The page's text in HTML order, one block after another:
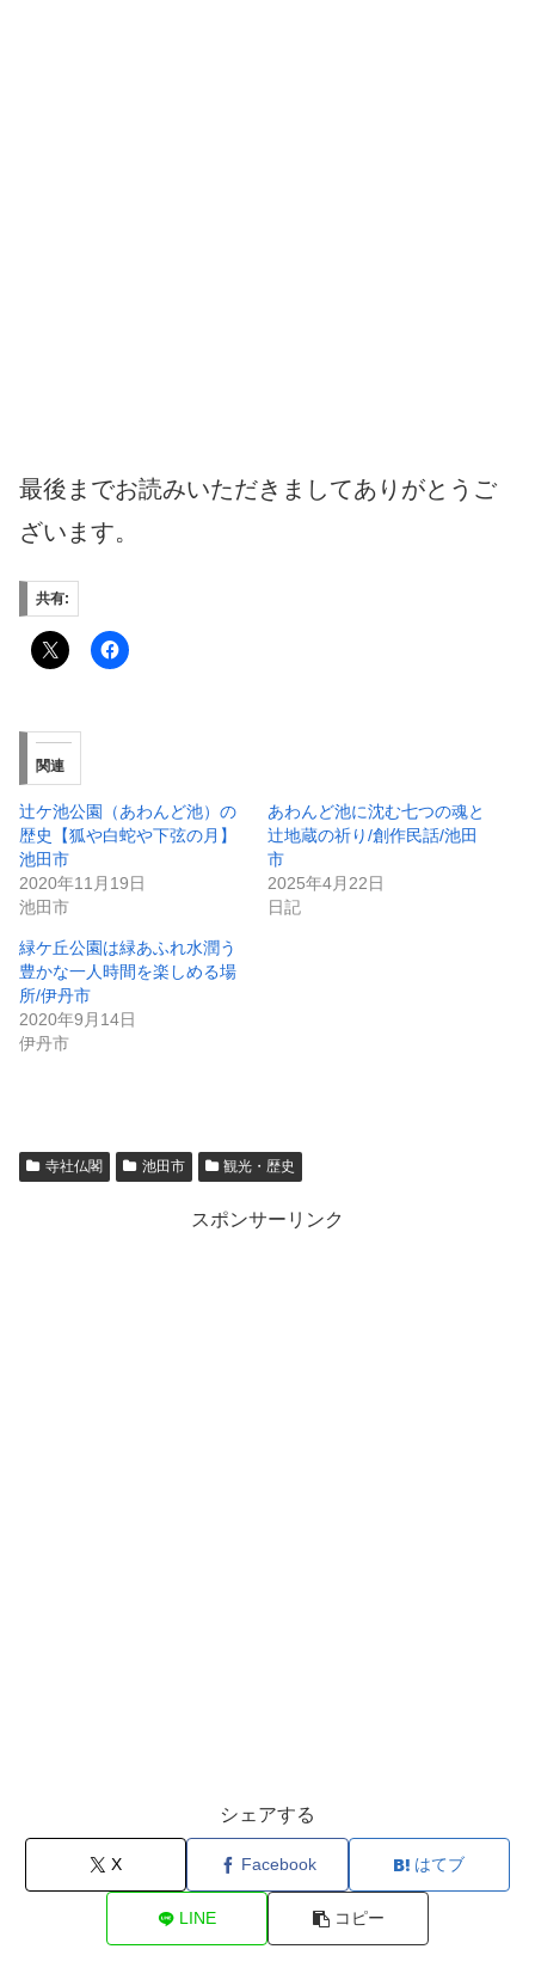
最後までお読みいただきましてありがとうご
ざいます。
共有:
関連
辻ケ池公園（あわんど池）の
歴史【狐や白蛇や下弦の月】
池田市
2020年11月19日
池田市
あわんど池に沈む七つの魂と
辻地蔵の祈り/創作民話/池田
市
2025年4月22日
日記
緑ケ丘公園は緑あふれ水潤う
豊かな一人時間を楽しめる場
所/伊丹市
2020年9月14日
伊丹市
寺社仏閣 池田市 観光・歴史
スポンサーリンク
シェアする
X Facebook はてブ
LINE コピー